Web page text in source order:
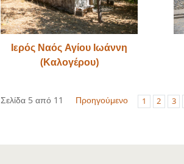
Ιερός Ναός Αγίου Ιωάννη
(Καλογέρου)
Σελίδα 5 από 11 Προηγούμενο 1 2 3